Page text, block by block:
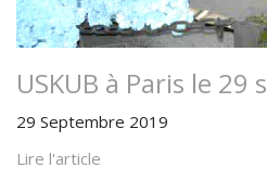
USKUB à Paris le
29 Septembre 2019
Lire l'article